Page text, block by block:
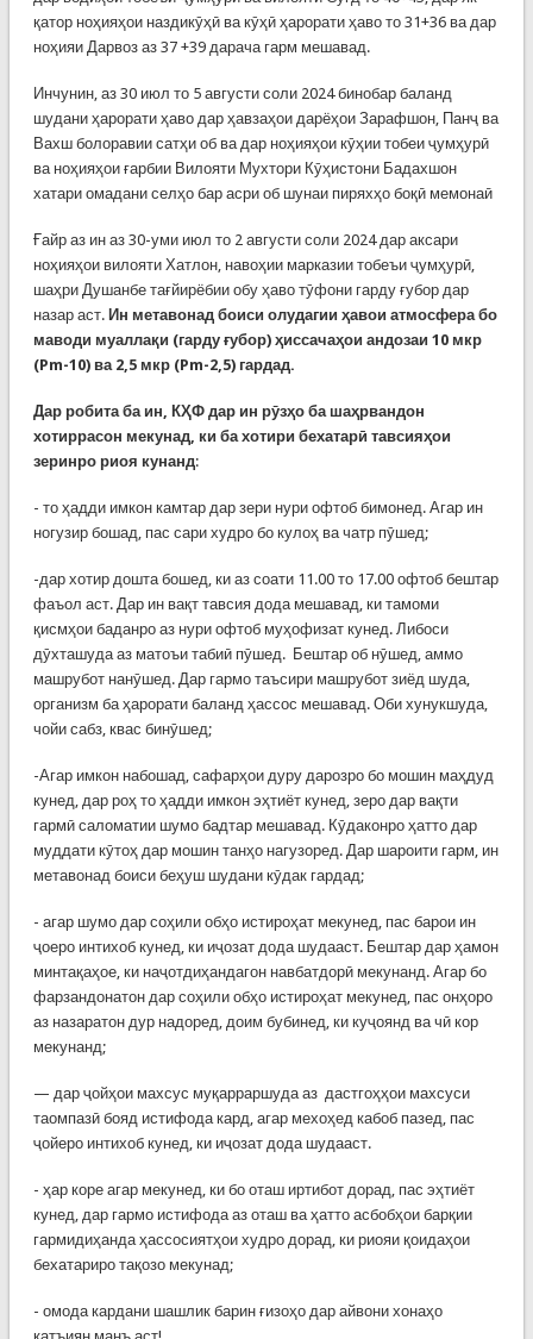
қатор ноҳияҳои наздикӯҳӣ ва кӯҳӣ ҳарорати ҳаво то 31+36 ва дар
ноҳияи Дарвоз аз 37 +39 дарача гарм мешавад.
Инчунин, аз 30 июл то 5 августи соли 2024 бинобар баланд
шудани ҳарорати ҳаво дар ҳавзаҳои дарёҳои Зарафшон, Панҷ ва
Вахш болоравии сатҳи об ва дар ноҳияҳои кӯҳии тобеи ҷумҳурӣ
ва ноҳияҳои ғарбии Вилояти Мухтори Кӯҳистони Бадахшон
хатари омадани селҳо бар асри об шунаи пиряхҳо боқӣ мемонаӣ
Ғайр аз ин аз 30-уми июл то 2 августи соли 2024 дар аксари
ноҳияҳои вилояти Хатлон, навоҳии марказии тобеъи ҷумҳурӣ,
шаҳри Душанбе тағйирёбии обу ҳаво тӯфони гарду ғубор дар
назар аст. Ин метавонад боиси олудагии ҳавои атмосфера бо
маводи муаллақи (гарду ғубор) ҳиссачаҳои андозаи 10 мкр
(Pm-10) ва 2,5 мкр (Pm-2,5) гардад.
Дар робита ба ин, КҲФ дар ин рӯзҳо ба шаҳрвандон
хотиррасон мекунад, ки ба хотири бехатарӣ тавсияҳои
зеринро риоя кунанд:
- то ҳадди имкон камтар дар зери нури офтоб бимонед. Агар ин
ногузир бошад, пас сари худро бо кулоҳ ва чатр пӯшед;
-дар хотир дошта бошед, ки аз соати 11.00 то 17.00 офтоб бештар
фаъол аст. Дар ин вақт тавсия дода мешавад, ки тамоми
қисмҳои баданро аз нури офтоб муҳофизат кунед. Либоси
дӯхташуда аз матоъи табиӣ пӯшед. Бештар об нӯшед, аммо
машрубот нанӯшед. Дар гармо таъсири машрубот зиёд шуда,
организм ба ҳарорати баланд ҳассос мешавад. Оби хунукшуда,
чойи сабз, квас бинӯшед;
-Агар имкон набошад, сафарҳои дуру дарозро бо мошин маҳдуд
кунед, дар роҳ то ҳадди имкон эҳтиёт кунед, зеро дар вақти
гармӣ саломатии шумо бадтар мешавад. Кӯдаконро ҳатто дар
муддати кӯтоҳ дар мошин танҳо нагузоред. Дар шароити гарм, ин
метавонад боиси беҳуш шудани кӯдак гардад;
- агар шумо дар соҳили обҳо истироҳат мекунед, пас барои ин
ҷоеро интихоб кунед, ки иҷозат дода шудааст. Бештар дар ҳамон
минтақаҳое, ки наҷотдиҳандагон навбатдорӣ мекунанд. Агар бо
фарзандонатон дар соҳили обҳо истироҳат мекунед, пас онҳоро
аз назаратон дур надоред, доим бубинед, ки куҷоянд ва чӣ кор
мекунанд;
— дар ҷойҳои махсус муқарраршуда аз дастгоҳҳои махсуси
таомпазӣ бояд истифода кард, агар мехоҳед кабоб пазед, пас
ҷойеро интихоб кунед, ки иҷозат дода шудааст.
- ҳар коре агар мекунед, ки бо оташ иртибот дорад, пас эҳтиёт
кунед, дар гармо истифода аз оташ ва ҳатто асбобҳои барқии
гармидиҳанда ҳассосиятҳои худро дорад, ки риояи қоидаҳои
бехатариро тақозо мекунад;
- омода кардани шашлик барин ғизоҳо дар айвони хонаҳо